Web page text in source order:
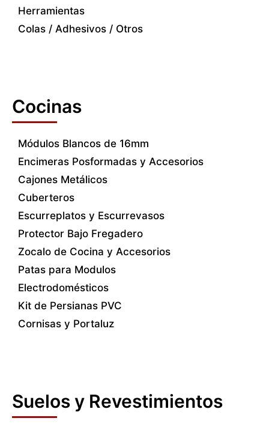
Herramientas
Colas / Adhesivos / Otros
Cocinas
Módulos Blancos de 16mm
Encimeras Posformadas y Accesorios
Cajones Metálicos
Cuberteros
Escurreplatos y Escurrevasos
Protector Bajo Fregadero
Zocalo de Cocina y Accesorios
Patas para Modulos
Electrodomésticos
Kit de Persianas PVC
Cornisas y Portaluz
Suelos y Revestimientos